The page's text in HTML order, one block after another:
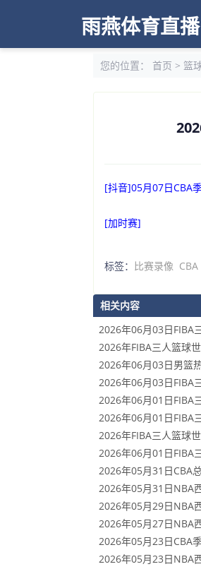
雨燕体育直播
您的位置： 首页 > 篮
[抖音]05月07日CBA
[加时赛]
标签： 比赛录像 CBA
相关内容
2026年06月03日FIBA
2026年FIBA三人篮球
2026年06月03日男篮
2026年06月03日FIBA
2026年06月01日FIBA
2026年06月01日FIBA
2026年FIBA三人篮球
2026年06月01日FIBA
2026年05月31日CBA
2026年05月31日NBA
2026年05月29日NBA
2026年05月27日NBA
2026年05月23日CBA
2026年05月23日NBA